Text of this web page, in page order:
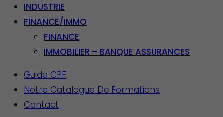
INDUSTRIE
FINANCE/IMMO
FINANCE
IMMOBILIER – BANQUE ASSURANCES
Guide CPF
Notre Catalogue De Formations
Contact